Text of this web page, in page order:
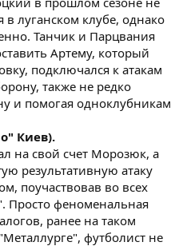
луганском клубе, однако
Танчик и Парцвания
Артему, который
подключался к атакам
также не редко
и помогая одноклубникам
Киев).
на свой счет Морозюк, а
результативную атаку
поучаствовав во всех
Просто феноменальная
ранее на таком
футболист не